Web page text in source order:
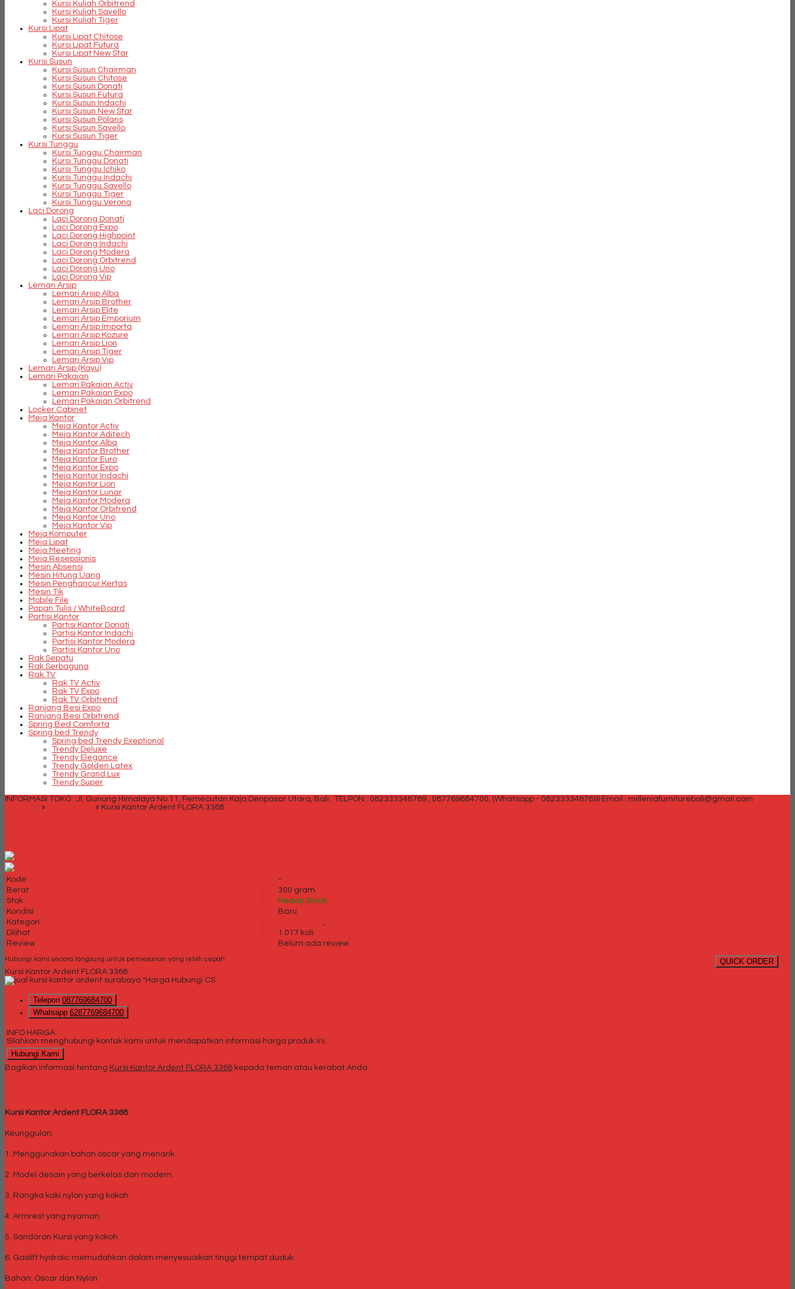
Kursi Kuliah Orbitrend
Kursi Kuliah Savello
Kursi Kuliah Tiger
Kursi Lipat
Kursi Lipat Chitose
Kursi Lipat Futura
Kursi Lipat New Star
Kursi Susun
Kursi Susun Chairman
Kursi Susun Chitose
Kursi Susun Donati
Kursi Susun Futura
Kursi Susun Indachi
Kursi Susun New Star
Kursi Susun Polaris
Kursi Susun Savello
Kursi Susun Tiger
Kursi Tunggu
Kursi Tunggu Chairman
Kursi Tunggu Donati
Kursi Tunggu Ichiko
Kursi Tunggu Indachi
Kursi Tunggu Savello
Kursi Tunggu Tiger
Kursi Tunggu Verona
Laci Dorong
Laci Dorong Donati
Laci Dorong Expo
Laci Dorong Highpoint
Laci Dorong Indachi
Laci Dorong Modera
Laci Dorong Orbitrend
Laci Dorong Uno
Laci Dorong Vip
Lemari Arsip
Lemari Arsip Alba
Lemari Arsip Brother
Lemari Arsip Elite
Lemari Arsip Emporium
Lemari Arsip Importa
Lemari Arsip Kozure
Lemari Arsip Lion
Lemari Arsip Tiger
Lemari Arsip Vip
Lemari Arsip (Kayu)
Lemari Pakaian
Lemari Pakaian Activ
Lemari Pakaian Expo
Lemari Pakaian Orbitrend
Locker Cabinet
Meja Kantor
Meja Kantor Activ
Meja Kantor Aditech
Meja Kantor Alba
Meja Kantor Brother
Meja Kantor Euro
Meja Kantor Expo
Meja Kantor Indachi
Meja Kantor Lion
Meja Kantor Lunar
Meja Kantor Modera
Meja Kantor Orbitrend
Meja Kantor Uno
Meja Kantor Vip
Meja Komputer
Meja Lipat
Meja Meeting
Meja Resepsionis
Mesin Absensi
Mesin Hitung Uang
Mesin Penghancur Kertas
Mesin Tik
Mobile File
Papan Tulis / WhiteBoard
Partisi Kantor
Partisi Kantor Donati
Partisi Kantor Indachi
Partisi Kantor Modera
Partisi Kantor Uno
Rak Sepatu
Rak Serbaguna
Rak TV
Rak TV Activ
Rak TV Expo
Rak TV Orbitrend
Ranjang Besi Expo
Ranjang Besi Orbitrend
Spring Bed Comforta
Spring bed Trendy
Spring bed Trendy Exeptional
Trendy Deluxe
Trendy Elegance
Trendy Golden Latex
Trendy Grand Lux
Trendy Super
INFORMASI TOKO : Jl. Gunung Himalaya No 11, Pemecutan Kaja Denpasar Utara, Bali . TELPON : 082333348789 , 087769684700, (Whatsapp - 082333348789) Email : milleniafurniturebali@gmail.com
» » Kursi Kantor Ardent FLORA 3368
Kode :
-
Berat
:
300 gram
Stok
:
Ready Stock
Kondisi
:
Baru
Kategori
:
Dilihat
:
1.017 kali
Review
: Belum ada review
QUICK ORDER
Hubungi kami secara langsung untuk pemesanan yang lebih cepat!
Kursi Kantor Ardent FLORA 3368
*Harga Hubungi CS
Telepon 087769684700
Whatsapp 6287769684700
INFO HARGA
Silahkan menghubungi kontak kami untuk mendapatkan informasi harga produk ini.
Hubungi Kami
Bagikan informasi tentang Kursi Kantor Ardent FLORA 3368 kepada teman atau kerabat Anda.
Kursi Kantor Ardent FLORA 3368
Keunggulan:
1. Menggunakan bahan oscar yang menarik.
2. Model desain yang berkelas dan modern.
3. Rangka kaki nylon yang kokoh.
4. Armrest yang nyaman.
5. Sandaran Kursi yang kokoh.
6. Gaslift hydrolic memudahkan dalam menyesuaikan tinggi tempat duduk.
Bahan: Oscar dan Nylon